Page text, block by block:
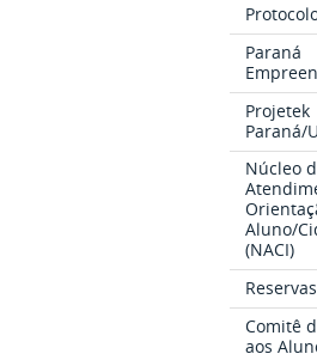
Paraná
Projetek
Paraná/
Núcleo
Aluno/
(NACI)
Comitê
aos